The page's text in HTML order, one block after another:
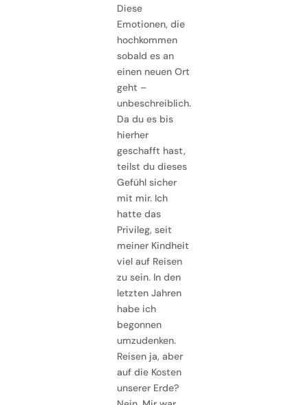
Diese
Emotionen, die
hochkommen
sobald es an
einen neuen Ort
geht –
unbeschreiblich.
Da du es bis
hierher
geschafft hast,
teilst du dieses
Gefühl sicher
mit mir. Ich
hatte das
Privileg, seit
meiner Kindheit
viel auf Reisen
zu sein. In den
letzten Jahren
habe ich
begonnen
umzudenken.
Reisen ja, aber
auf die Kosten
unserer Erde?